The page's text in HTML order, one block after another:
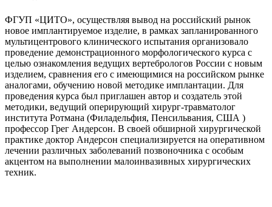
ФГУП «ЦИТО», осуществляя вывод на российский рынок
новое имплантируемое изделие, в рамках запланированного
мультицентрового клинического испытания организовало
проведение демонстрационного морфологического курса с
целью ознакомления ведущих вертебрологов России с новым
изделием, сравнения его с имеющимися на российском рынке
аналогами, обучению новой методике имплантации. Для
проведения курса был приглашен автор и создатель этой
методики, ведущий оперирующий хирург-травматолог
института Ротмана (Филадельфия, Пенсильвания, США )
профессор Грег Андерсон. В своей обширной хирургической
практике доктор Андерсон специализируется на оперативном
лечении различных заболеваний позвоночника с особым
акцентом на выполнении малоинвазивных хирургических
техник.